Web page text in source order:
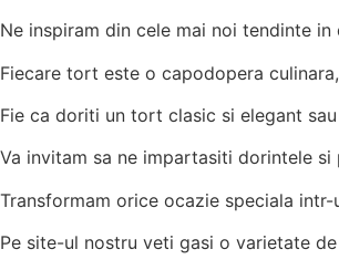
Ne inspiram din cele mai noi tendinte
Fiecare tort este o capodopera
Fie ca doriti un tort clasic si elegant
Va invitam sa ne impartasiti dorintele
Transformam orice ocazie speciala
Pe site-ul nostru veti gasi o varietate